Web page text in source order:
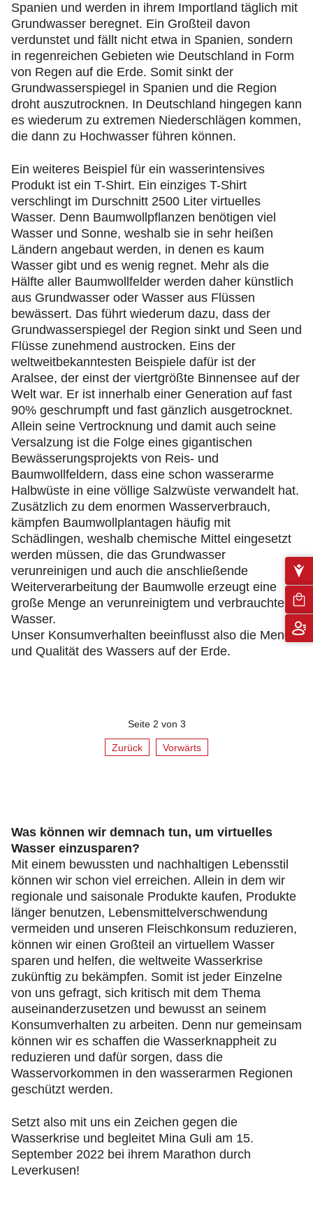
Spanien und werden in ihrem Importland täglich mit
Grundwasser beregnet. Ein Großteil davon
verdunstet und fällt nicht etwa in Spanien, sondern
in regenreichen Gebieten wie Deutschland in Form
von Regen auf die Erde. Somit sinkt der
Grundwasserspiegel in Spanien und die Region
droht auszutrocknen. In Deutschland hingegen kann
es wiederum zu extremen Niederschlägen kommen,
die dann zu Hochwasser führen können.
Ein weiteres Beispiel für ein wasserintensives
Produkt ist ein T-Shirt. Ein einziges T-Shirt
verschlingt im Durschnitt 2500 Liter virtuelles
Wasser. Denn Baumwollpflanzen benötigen viel
Wasser und Sonne, weshalb sie in sehr heißen
Ländern angebaut werden, in denen es kaum
Wasser gibt und es wenig regnet. Mehr als die
Hälfte aller Baumwollfelder werden daher künstlich
aus Grundwasser oder Wasser aus Flüssen
bewässert. Das führt wiederum dazu, dass der
Grundwasserspiegel der Region sinkt und Seen und
Flüsse zunehmend austrocken. Eins der
weltweitbekanntesten Beispiele dafür ist der
Aralsee, der einst der viertgrößte Binnensee auf der
Welt war. Er ist innerhalb einer Generation auf fast
90% geschrumpft und fast gänzlich ausgetrocknet.
Allein seine Vertrocknung und damit auch seine
Versalzung ist die Folge eines gigantischen
Bewässerungsprojekts von Reis- und
Baumwollfeldern, dass eine schon wasserarme
Halbwüste in eine völlige Salzwüste verwandelt hat.
Zusätzlich zu dem enormen Wasserverbrauch,
kämpfen Baumwollplantagen häufig mit
Schädlingen, weshalb chemische Mittel eingesetzt
werden müssen, die das Grundwasser
verunreinigen und auch die anschließende
Weiterverarbeitung der Baumwolle erzeugt eine
große Menge an verunreinigtem und verbrauchtem
Wasser.
Unser Konsumverhalten beeinflusst also die Menge
und Qualität des Wassers auf der Erde.
Seite 2 von 3
Zurück Vorwärts
Was können wir demnach tun, um virtuelles
Wasser einzusparen?
Mit einem bewussten und nachhaltigen Lebensstil
können wir schon viel erreichen. Allein in dem wir
regionale und saisonale Produkte kaufen, Produkte
länger benutzen, Lebensmittelverschwendung
vermeiden und unseren Fleischkonsum reduzieren,
können wir einen Großteil an virtuellem Wasser
sparen und helfen, die weltweite Wasserkrise
zukünftig zu bekämpfen. Somit ist jeder Einzelne
von uns gefragt, sich kritisch mit dem Thema
auseinanderzusetzen und bewusst an seinem
Konsumverhalten zu arbeiten. Denn nur gemeinsam
können wir es schaffen die Wasserknappheit zu
reduzieren und dafür sorgen, dass die
Wasservorkommen in den wasserarmen Regionen
geschützt werden.
Setzt also mit uns ein Zeichen gegen die
Wasserkrise und begleitet Mina Guli am 15.
September 2022 bei ihrem Marathon durch
Leverkusen!